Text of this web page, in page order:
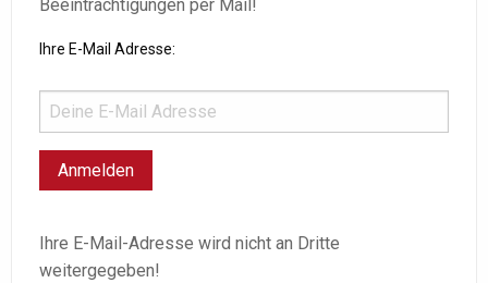
Beeinträchtigungen per Mail!
Ihre E-Mail Adresse:
Ihre E-Mail-Adresse wird nicht an Dritte
weitergegeben!